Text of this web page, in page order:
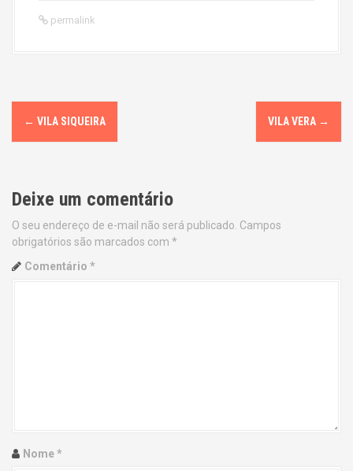
permalink
P
o
t
n
a
i
← VILA SIQUEIRA VILA VERA →
Deixe um comentário
O seu endereço de e-mail não será publicado. Campos
obrigatórios são marcados com *
Comentário *
Nome*